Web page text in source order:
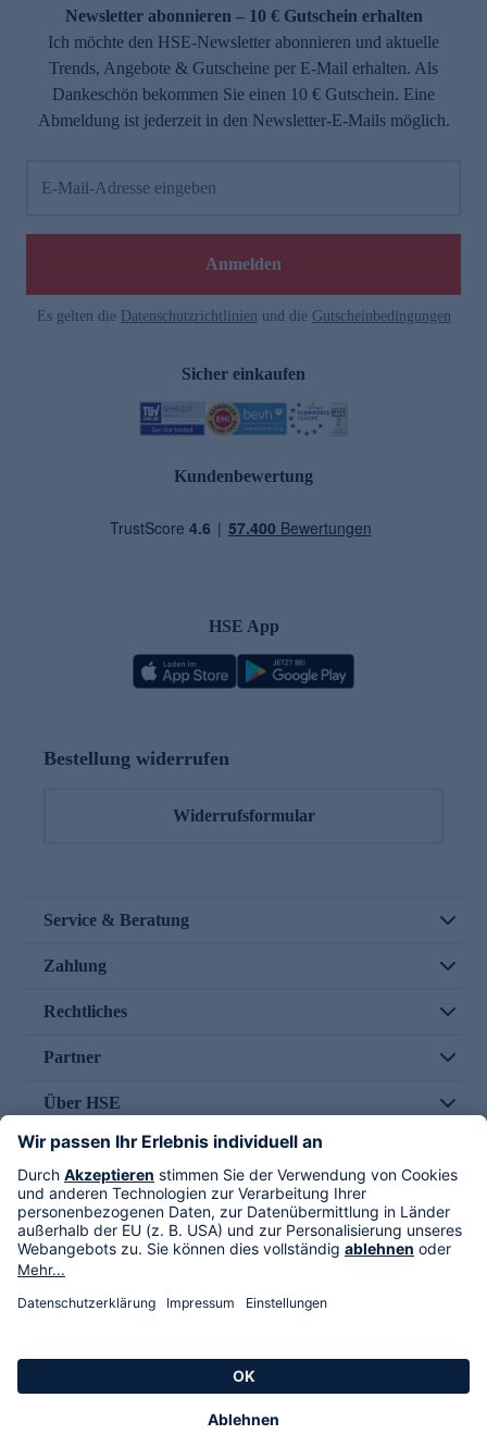
Newsletter abonnieren – 10 € Gutschein erhalten
Ich möchte den HSE-Newsletter abonnieren und aktuelle
Trends, Angebote & Gutscheine per E-Mail erhalten. Als
Dankeschön bekommen Sie einen 10 € Gutschein. Eine
Abmeldung ist jederzeit in den Newsletter-E-Mails möglich.
E-Mail-Adresse eingeben
Anmelden
Es gelten die Datenschutzrichtlinien und die Gutscheinbedingungen
Sicher einkaufen
Kundenbewertung
HSE App
Bestellung widerrufen
Widerrufsformular
Service & Beratung
Zahlung
Rechtliches
Partner
Über HSE
Im TV
HSE International